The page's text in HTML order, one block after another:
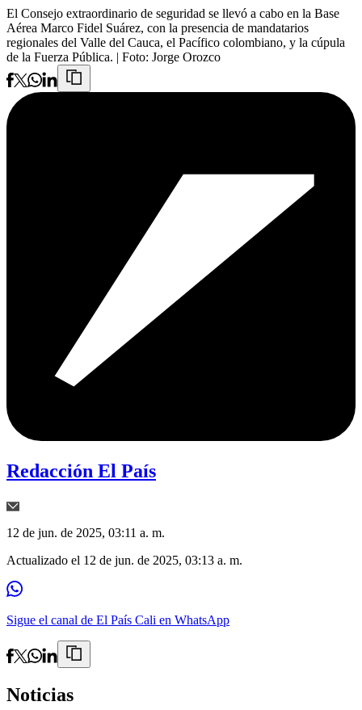
El Consejo extraordinario de seguridad se llevó a cabo en la Base
Aérea Marco Fidel Suárez, con la presencia de mandatarios
regionales del Valle del Cauca, el Pacífico colombiano, y la cúpula
de la Fuerza Pública. | Foto: Jorge Orozco
Redacción El País
12 de jun. de 2025, 03:11 a. m.
Actualizado el 12 de jun. de 2025, 03:13 a. m.
Sigue el canal de El País Cali en WhatsApp
Noticias